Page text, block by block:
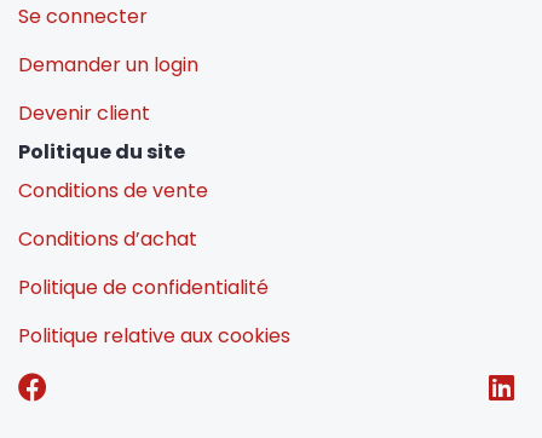
Se connecter
Demander un login
Devenir client
Politique du site
Conditions de vente
Conditions d’achat
Politique de confidentialité
Politique relative aux cookies